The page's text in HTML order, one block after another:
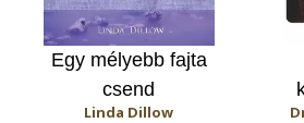
Egy mélyebb fajta
csend
Linda Dillow